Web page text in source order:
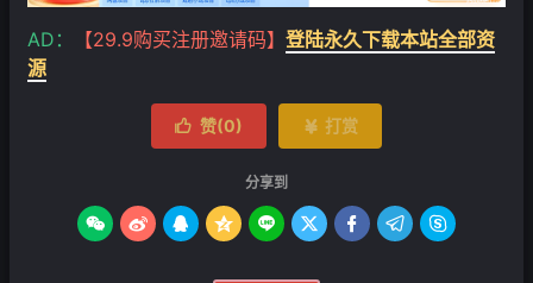
AD： 【29.9购买注册邀请码】 登陆永久下载本站全部资
源
 赞(0)  打赏
分享到
        